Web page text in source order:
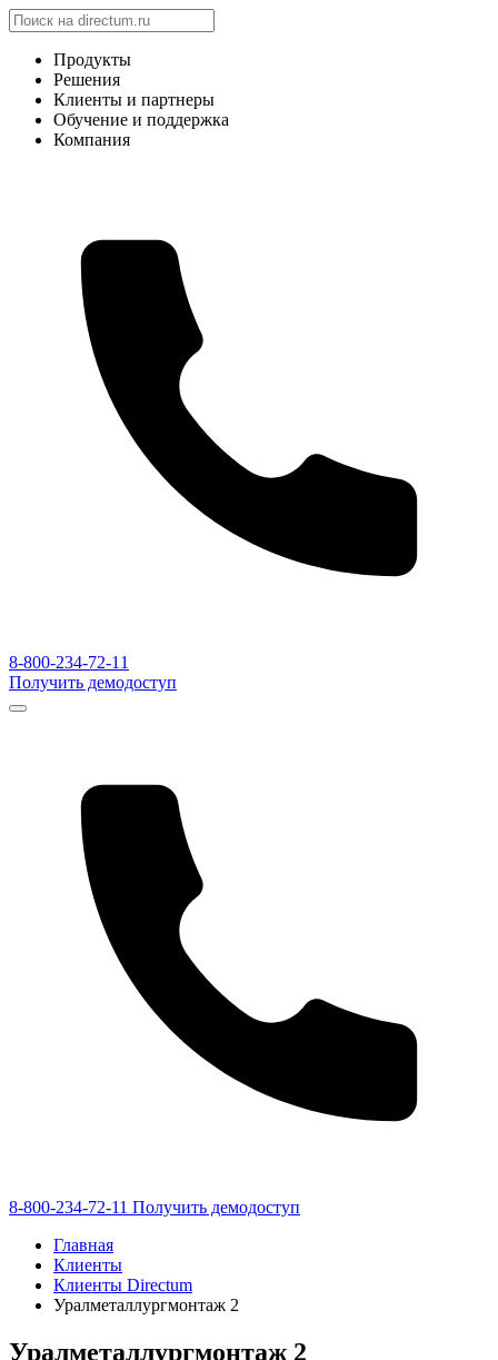
Продукты
Решения
Клиенты и партнеры
Обучение и поддержка
Компания
8-800-234-72-11
Получить демодоступ
8-800-234-72-11 Получить демодоступ
Главная
Клиенты
Клиенты Directum
Уралметаллургмонтаж 2
Уралметаллургмонтаж 2